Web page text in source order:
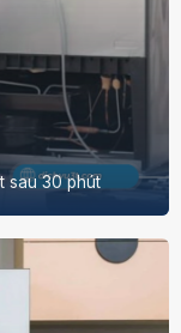
sau 30 phút